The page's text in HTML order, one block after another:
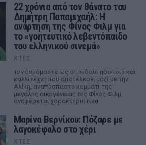
22 χρόνια από τον θάνατο του
Δημήτρη Παπαμιχαήλ: Η
ανάρτηση της Φίνος Φιλμ για
το «γοητευτικό λεβεντόπαιδο
του ελληνικού σινεμά»
ΧΤΕΣ
Τον θυμόμαστε ως σπουδαίο ηθοποιό και
καλλιτέχνη που αποτέλεσε, μαζί με την
Αλίκη, αναπόσπαστο κομμάτι της
μεγάλης οικογένειας της Φίνος Φιλμ,
αναφέρεται χαρακτηριστικά
Μαρίνα Βερνίκου: Πόζαρε με
λαγοκέφαλο στο χέρι
ΧΤΕΣ